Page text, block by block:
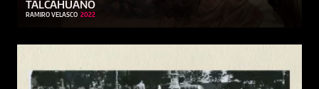
TALCAHUANO
RAMIRO VELASCO 2022